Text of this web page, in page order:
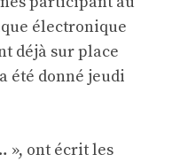
électronique
déjà sur place
été donné jeudi
», ont écrit les